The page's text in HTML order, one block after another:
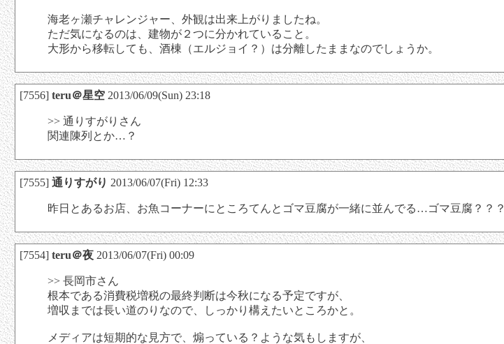
海老ヶ瀬チャレンジャー、外観は出来上がりましたね。
ただ気になるのは、建物が２つに分かれていること。
大形から移転しても、酒棟（エルジョイ？）は分離したままなのでしょうか。
[7556] teru＠星空2013/06/09(Sun) 23:18
>> 通りすがりさん
関連陳列とか…？
[7555] 通りすがり 2013/06/07(Fri) 12:33
昨日とあるお店、お魚コーナーにところてんとゴマ豆腐が一緒に並んでる…ゴマ豆腐？？？
[7554] teru＠夜2013/06/07(Fri) 00:09
>> 長岡市さん
根本である消費税増税の最終判断は今秋になる予定ですが、
増収までは長い道のりなので、しっかり構えたいところかと。
メディアは短期的な見方で、煽っている？ような気もしますが、